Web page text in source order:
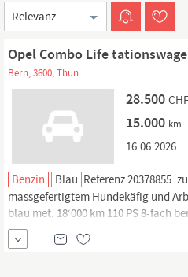
Sortierung
Opel Combo Life
Bern, 3600, Thun
28.500 CHF
15.000 km
16.06.2026
Benzin Blau Referenz 20378855:
massgefertigtem Hundekäfig und
blau met. 18‘000 km 110 PS 8-fach
(beidseits) 1. Inverkehrsetzung
Unfallfahrzeug VP CHF 28‘500